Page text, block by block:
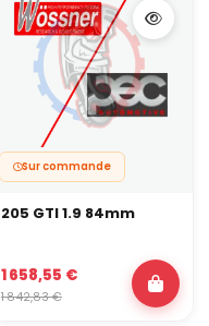
Sur commande
205 GTI 1.9 84mm
1 658,55 €
1 842,83 €